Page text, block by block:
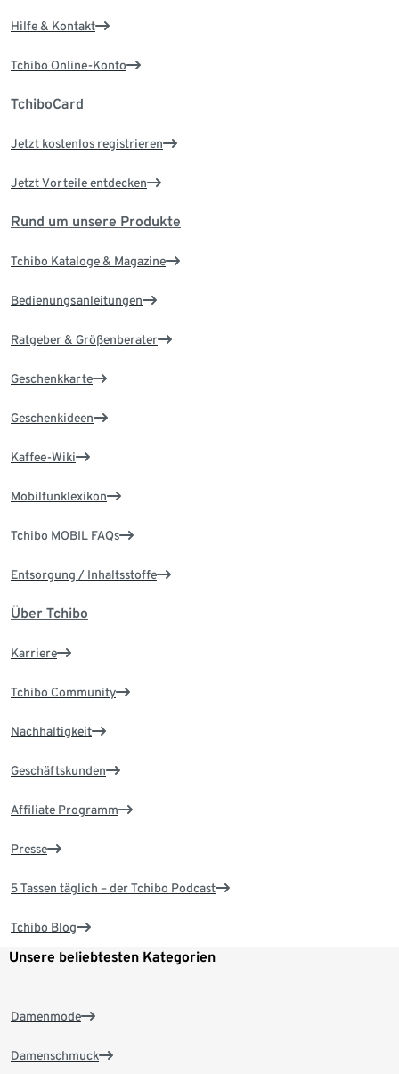
Hilfe & Kontakt
Tchibo Online-Konto
TchiboCard
Jetzt kostenlos registrieren
Jetzt Vorteile entdecken
Rund um unsere Produkte
Tchibo Kataloge & Magazine
Bedienungsanleitungen
Ratgeber & Größenberater
Geschenkkarte
Geschenkideen
Kaffee-Wiki
Mobilfunklexikon
Tchibo MOBIL FAQs
Entsorgung / Inhaltsstoffe
Über Tchibo
Karriere
Tchibo Community
Nachhaltigkeit
Geschäftskunden
Affiliate Programm
Presse
5 Tassen täglich – der Tchibo Podcast
Tchibo Blog
Unsere beliebtesten Kategorien
Damenmode
Damenschmuck